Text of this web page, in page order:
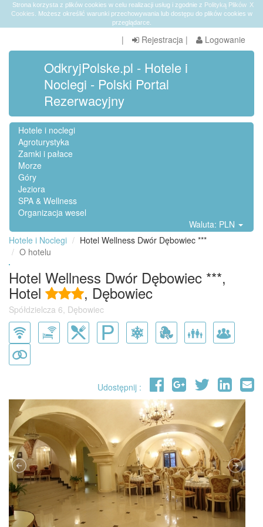
X
Strona korzysta z plików cookies w celu realizacji usług i zgodnie z Polityką Plików
Cookies . Możesz określić warunki przechowywania lub dostępu do plików cookies w
przeglądarce.
| Rejestracja | Logowanie
OdkryjPolske.pl - Hotele i
Noclegi - Polski Portal
Rezerwacyjny
Hotele i noclegi
Agroturystyka
Zamki i pałace
Morze
Góry
Jeziora
SPA & Wellness
Organizacja wesel
Waluta: PLN
Hotele i Noclegi
Hotel Wellness Dwór Dębowiec ***
O hotelu
Hotel Wellness Dwór Dębowiec ***,
Hotel , Dębowiec
Spółdzielcza 6, Dębowiec
Udostępnij :